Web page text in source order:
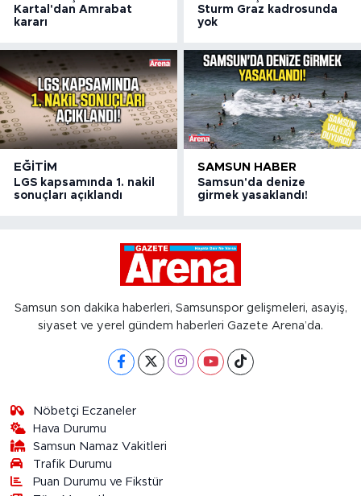
Kartal'dan Amrabat
kararı
Sturm Graz kadrosunda
yok
EĞITIM
LGS kapsamında 1. nakil
sonuçları açıklandı
SAMSUN HABER
Samsun'da denize
girmek yasaklandı!
Samsun son dakika haberleri, Samsunspor gelişmeleri, asayiş,
siyaset ve yerel gündem haberleri Gazete Arena’da.
Nöbetçi Eczaneler
Hava Durumu
Samsun Namaz Vakitleri
Trafik Durumu
Puan Durumu ve Fikstür